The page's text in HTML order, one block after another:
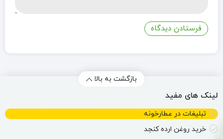
بازگشت به بالا
لینک های مفید
تبلیغات در عطارخونه
خرید روغن ارده کنجد